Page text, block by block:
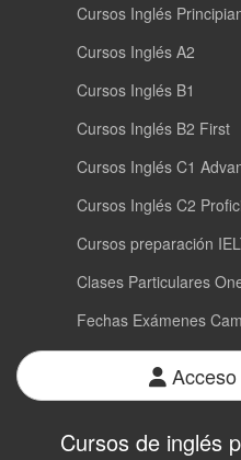
Cursos Inglés
Cursos Inglés A2
Cursos Inglés B1
Cursos Inglés B2 First
Cursos Inglés C1
Cursos Inglés C2
Cursos preparación
Clases Particulares
Fechas Exámenes
Cursos de inglés